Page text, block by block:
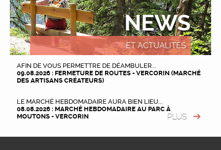
NEWS
ET ACTUALITÉS
AFIN DE VOUS PERMETTRE DE DÉAMBULER...
09.08.2026 : FERMETURE DE ROUTES - VERCORIN (MARCHÉ
DES ARTISANS CRÉATEURS)
LE MARCHÉ HEBDOMADAIRE AURA BIEN LIEU...
08.08.2026 : MARCHÉ HEBDOMADAIRE AU PARC À
MOUTONS - VERCORIN
PLUS